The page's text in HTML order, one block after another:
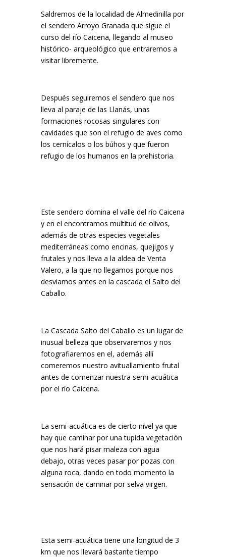
Saldremos de la localidad de Almedinilla por
el sendero Arroyo Granada que sigue el
curso del río Caicena, llegando al museo
histórico- arqueológico que entraremos a
visitar libremente.
Después seguiremos el sendero que nos
lleva al paraje de las Llanás, unas
formaciones rocosas singulares con
cavidades que son el refugio de aves como
los cernícalos o los búhos y que fueron
refugio de los humanos en la prehistoria.
Este sendero domina el valle del río Caicena
y en el encontramos multitud de olivos,
además de otras especies vegetales
mediterráneas como encinas, quejigos y
frutales y nos lleva a la aldea de Venta
Valero, a la que no llegamos porque nos
desviamos antes en la cascada el Salto del
Caballo.
La Cascada Salto del Caballo es un lugar de
inusual belleza que observaremos y nos
fotografiaremos en el, además allí
comeremos nuestro avituallamiento frutal
antes de comenzar nuestra semi-acuática
por el río Caicena.
La semi-acuática es de cierto nivel ya que
hay que caminar por una tupida vegetación
que nos hará pisar maleza con agua
debajo, otras veces pasar por pozas con
alguna roca, dando en todo momento la
sensación de caminar por selva virgen.
Esta semi-acuática tiene una longitud de 3
km que nos llevará bastante tiempo